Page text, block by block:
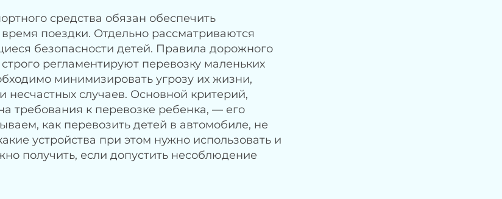
средства обязан обеспечить
время поездки. Отдельно рассматриваются
безопасности детей. Правила дорожного
регламентируют перевозку маленьких
минимизировать угрозу их жизни,
несчастных случаев. Основной критерий,
требования к перевозке ребенка, — его
как перевозить детей в автомобиле, не
устройства при этом нужно использовать и
получить, если допустить несоблюдение